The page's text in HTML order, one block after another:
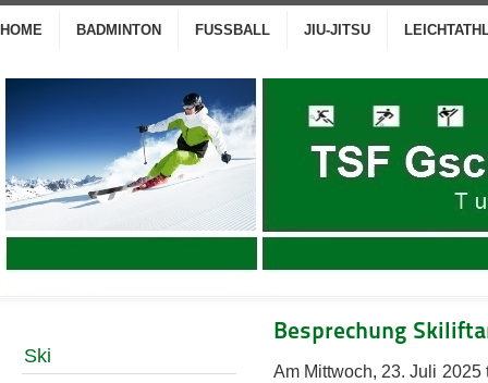
HOME BADMINTON FUSSBALL JIU-JITSU
Ski
Besprechung
Am Mittwoch, 23. Juli